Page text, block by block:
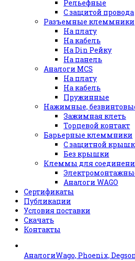
Рельефные
С защитой провода
Разъемные клеммники
На плату
На кабель
На Din Рейку
На панель
Аналоги MCS
На плату
На кабель
Пружинные
Нажимные,
Зажимная клеть
Торцевой контакт
Барьерные клеммники
С защитной
Без крышки
Клеммы для
Аналоги WAGO
Сертификаты
Публикации
Условия поставки
Скачать
Контакты
АналогиWago, Phoenix,